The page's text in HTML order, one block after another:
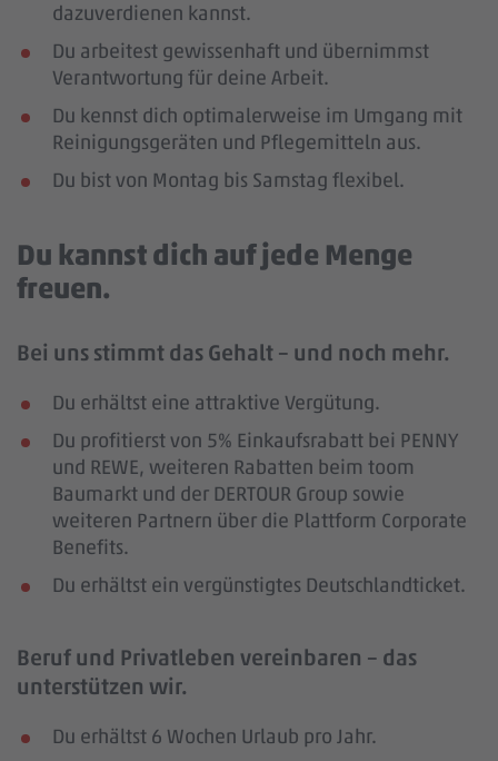
dazuverdienen kannst.
Du arbeitest gewissenhaft und übernimmst
Verantwortung für deine Arbeit.
Du kennst dich optimalerweise im Umgang mit
Reinigungsgeräten und Pflegemitteln aus.
Du bist von Montag bis Samstag flexibel.
Du kannst dich auf jede Menge
freuen.
Bei uns stimmt das Gehalt – und noch mehr.
Du erhältst eine attraktive Vergütung.
Du profitierst von 5% Einkaufsrabatt bei PENNY
und REWE, weiteren Rabatten beim toom
Baumarkt und der DERTOUR Group sowie
weiteren Partnern über die Plattform Corporate
Benefits.
Du erhältst ein vergünstigtes Deutschlandticket.
Beruf und Privatleben vereinbaren – das
unterstützen wir.
Du erhältst 6 Wochen Urlaub pro Jahr.